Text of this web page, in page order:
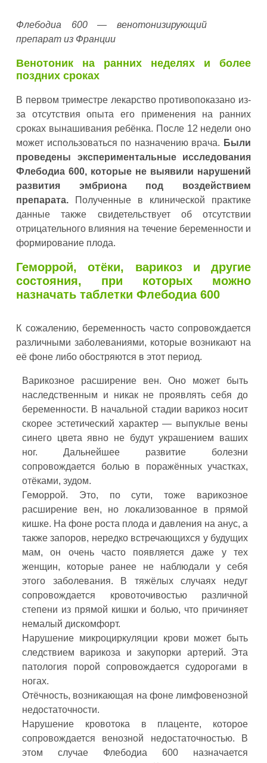
Флебодиа 600 — венотонизирующий
препарат из Франции
Венотоник на ранних неделях и более
поздних сроках
В первом триместре лекарство противопоказано из-
за отсутствия опыта его применения на ранних
сроках вынашивания ребёнка. После 12 недели оно
может использоваться по назначению врача. Были
проведены экспериментальные исследования
Флебодиа 600, которые не выявили нарушений
развития эмбриона под воздействием
препарата. Полученные в клинической практике
данные также свидетельствует об отсутствии
отрицательного влияния на течение беременности и
формирование плода.
Геморрой, отёки, варикоз и другие
состояния, при которых можно
назначать таблетки Флебодиа 600
К сожалению, беременность часто сопровождается
различными заболеваниями, которые возникают на
её фоне либо обостряются в этот период.
Варикозное расширение вен. Оно может быть
наследственным и никак не проявлять себя до
беременности. В начальной стадии варикоз носит
скорее эстетический характер — выпуклые вены
синего цвета явно не будут украшением ваших
ног. Дальнейшее развитие болезни
сопровождается болью в поражённых участках,
отёками, зудом.
Геморрой. Это, по сути, тоже варикозное
расширение вен, но локализованное в прямой
кишке. На фоне роста плода и давления на анус, а
также запоров, нередко встречающихся у будущих
мам, он очень часто появляется даже у тех
женщин, которые ранее не наблюдали у себя
этого заболевания. В тяжёлых случаях недуг
сопровождается кровоточивостью различной
степени из прямой кишки и болью, что причиняет
немалый дискомфорт.
Нарушение микроциркуляции крови может быть
следствием варикоза и закупорки артерий. Эта
патология порой сопровождается судорогами в
ногах.
Отёчность, возникающая на фоне лимфовенозной
недостаточности.
Нарушение кровотока в плаценте, которое
сопровождается венозной недостаточностью. В
этом случае Флебодиа 600 назначается